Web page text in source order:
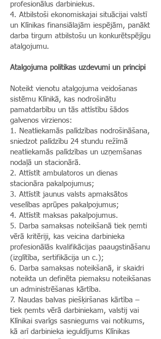
profesionālus darbiniekus.
4. Atbilstoši ekonomiskajai situācijai valstī
un Klīnikas finansiālajām iespējām, panākt
darba tirgum atbilstošu un konkurētspējīgu
atalgojumu.
Atalgojuma politikas uzdevumi un principi
Noteikt vienotu atalgojuma veidošanas
sistēmu Klīnikā, kas nodrošinātu
pamatdarbību un tās attīstību šādos
galvenos virzienos:
1. Neatliekamās palīdzības nodrošināšana,
sniedzot palīdzību 24 stundu režīmā
neatliekamās palīdzības un uzņemšanas
nodaļā un stacionārā.
2. Attīstīt ambulatoros un dienas
stacionāra pakalpojumus;
3. Attīstīt jaunus valsts apmaksātos
veselības aprūpes pakalpojumus;
4. Attīstīt maksas pakalpojumus.
5. Darba samaksas noteikšanā tiek ņemti
vērā kritēriji, kas veicina darbinieka
profesionālās kvalifikācijas paaugstināšanu
(izglītība, sertifikācija un c.);
6. Darba samaksas noteikšanā, ir skaidri
noteikta un definēta piemaksu noteikšanas
un administrēšanas kārtība.
7. Naudas balvas piešķiršanas kārtība –
tiek ņemts vērā darbiniekam, valstij vai
Klīnikai svarīgs sasniegums vai notikums,
kā arī darbinieka ieguldījums Klīnikas